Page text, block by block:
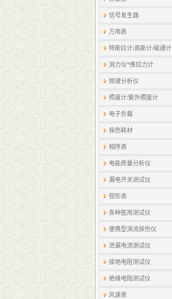
信号发生器
万用表
特斯拉计/高斯计​/磁通计
测力仪*推拉力计
频谱分析仪
照度计/紫外照度计
电子负载
探伤耗材
相序表
电能质量分析仪
漏电开关测试仪
钳形表
各种医用测试仪
便携型涡流探伤仪
泄漏电流测试仪
接地电阻测试仪
绝缘电阻测试仪
风速表